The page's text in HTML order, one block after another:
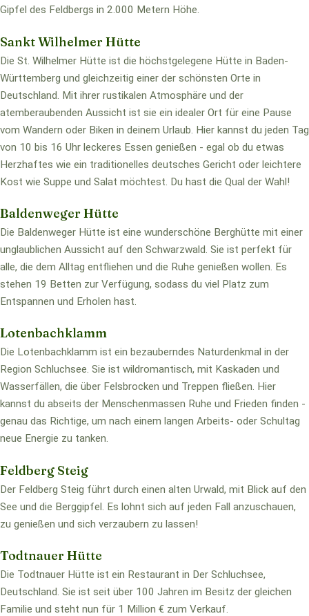
Gipfel des Feldbergs in 2.000 Metern Höhe.
Sankt Wilhelmer Hütte
Die St. Wilhelmer Hütte ist die höchstgelegene Hütte in Baden-
Württemberg und gleichzeitig einer der schönsten Orte in
Deutschland. Mit ihrer rustikalen Atmosphäre und der
atemberaubenden Aussicht ist sie ein idealer Ort für eine Pause
vom Wandern oder Biken in deinem Urlaub. Hier kannst du jeden Tag
von 10 bis 16 Uhr leckeres Essen genießen - egal ob du etwas
Herzhaftes wie ein traditionelles deutsches Gericht oder leichtere
Kost wie Suppe und Salat möchtest. Du hast die Qual der Wahl!
Baldenweger Hütte
Die Baldenweger Hütte ist eine wunderschöne Berghütte mit einer
unglaublichen Aussicht auf den Schwarzwald. Sie ist perfekt für
alle, die dem Alltag entfliehen und die Ruhe genießen wollen. Es
stehen 19 Betten zur Verfügung, sodass du viel Platz zum
Entspannen und Erholen hast.
Lotenbachklamm
Die Lotenbachklamm ist ein bezauberndes Naturdenkmal in der
Region Schluchsee. Sie ist wildromantisch, mit Kaskaden und
Wasserfällen, die über Felsbrocken und Treppen fließen. Hier
kannst du abseits der Menschenmassen Ruhe und Frieden finden -
genau das Richtige, um nach einem langen Arbeits- oder Schultag
neue Energie zu tanken.
Feldberg Steig
Der Feldberg Steig führt durch einen alten Urwald, mit Blick auf den
See und die Berggipfel. Es lohnt sich auf jeden Fall anzuschauen,
zu genießen und sich verzaubern zu lassen!
Todtnauer Hütte
Die Todtnauer Hütte ist ein Restaurant in Der Schluchsee,
Deutschland. Sie ist seit über 100 Jahren im Besitz der gleichen
Familie und steht nun für 1 Million € zum Verkauf.